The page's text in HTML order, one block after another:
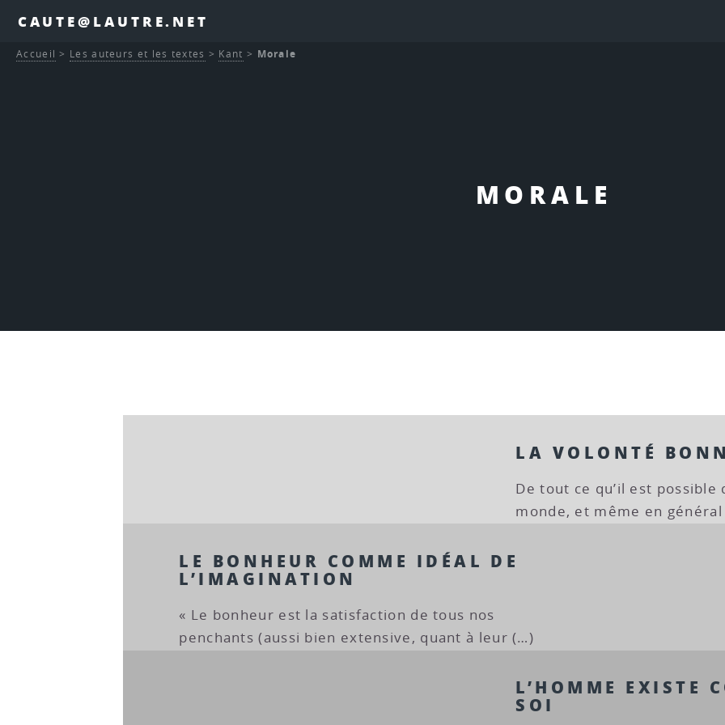
CAUTE@LAUTRE.NET
MORALE
Accueil > Les auteurs et les textes > Kant > Morale
LA VOLONTÉ
De tout ce qu’il est possible
monde, et même en
LE BONHEUR COMME IDÉAL DE
L’IMAGINATION
« Le bonheur est la satisfaction de tous nos
penchants (aussi bien extensive, quant à leur (…)
L’HOMME EXISTE
SOI